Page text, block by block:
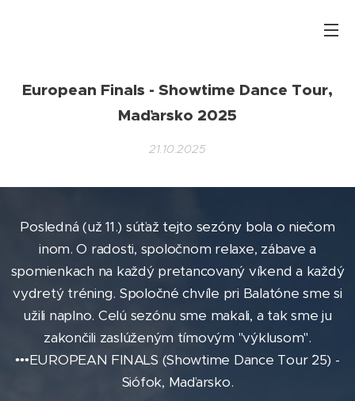
European Finals - Showtime Dance Tour,
Maďarsko 2025
21.10.2025
Posledná (už 11.) súťaž tejto sezóny bola o niečom
inom. O radosti, spoločnom relaxe, zábave a
spomienkach na každý pretancovaný víkend a každý
vydretý tréning. Spoločné chvíle pri Balatóne sme si
užili naplno. Celú sezónu sme makali, a tak sme ju
zakončili zaslúženým tímovým "výklusom".
•••EUROPEAN FINALS (Showtime Dance Tour ´25) -
Siófok, Maďarsko.